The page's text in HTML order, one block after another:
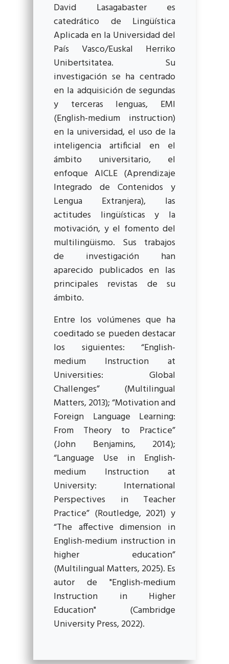
David Lasagabaster es
catedrático de Lingüística
Aplicada en la Universidad del
País Vasco/Euskal Herriko
Unibertsitatea. Su
investigación se ha centrado
en la adquisición de segundas
y terceras lenguas, EMI
(English-medium instruction)
en la universidad, el uso de la
inteligencia artificial en el
ámbito universitario, el
enfoque AICLE (Aprendizaje
Integrado de Contenidos y
Lengua Extranjera), las
actitudes lingüísticas y la
motivación, y el fomento del
multilingüismo. Sus trabajos
de investigación han
aparecido publicados en las
principales revistas de su
ámbito.
Entre los volúmenes que ha
coeditado se pueden destacar
los siguientes: “English-
medium Instruction at
Universities: Global
Challenges” (Multilingual
Matters, 2013); “Motivation and
Foreign Language Learning:
From Theory to Practice”
(John Benjamins, 2014);
“Language Use in English-
medium Instruction at
University: International
Perspectives in Teacher
Practice” (Routledge, 2021) y
“The affective dimension in
English-medium instruction in
higher education”
(Multilingual Matters, 2025). Es
autor de "English-medium
Instruction in Higher
Education" (Cambridge
University Press, 2022).